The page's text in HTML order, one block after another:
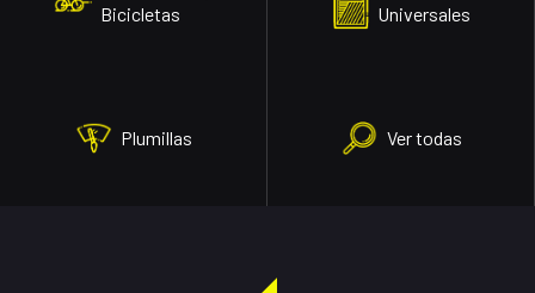
Bicicletas
Universales
Plumillas Ver todas